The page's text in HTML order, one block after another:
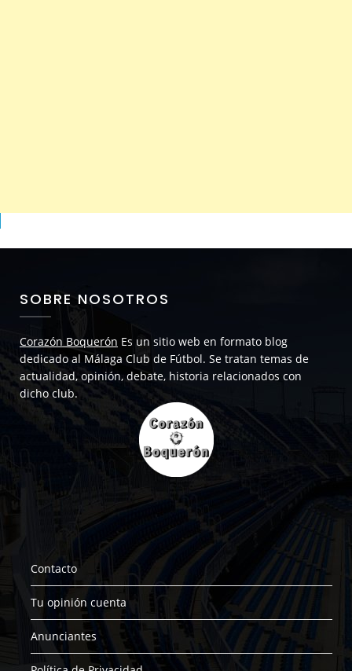
SOBRE NOSOTROS
Corazón Boquerón Es un sitio web en formato blog
dedicado al Málaga Club de Fútbol. Se tratan temas de
actualidad, opinión, debate, historia relacionados con
dicho club.
Contacto
Tu opinión cuenta
Anunciantes